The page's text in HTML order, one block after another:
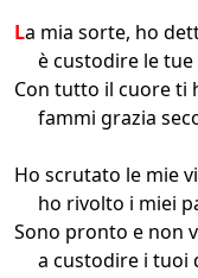
La mia sorte, ho
è custodire le tue
Con tutto il cuore ti
fammi grazia
Ho scrutato le mie
ho rivolto i miei
Sono pronto e non
a custodire i tuoi